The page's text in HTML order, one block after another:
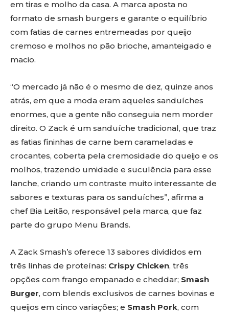
em tiras e molho da casa. A marca aposta no
formato de smash burgers e garante o equilíbrio
com fatias de carnes entremeadas por queijo
cremoso e molhos no pão brioche, amanteigado e
macio.
“O mercado já não é o mesmo de dez, quinze anos
atrás, em que a moda eram aqueles sanduíches
enormes, que a gente não conseguia nem morder
direito. O Zack é um sanduíche tradicional, que traz
as fatias fininhas de carne bem carameladas e
crocantes, coberta pela cremosidade do queijo e os
molhos, trazendo umidade e suculência para esse
lanche, criando um contraste muito interessante de
sabores e texturas para os sanduíches”, afirma a
chef Bia Leitão, responsável pela marca, que faz
parte do grupo Menu Brands.
A Zack Smash’s oferece 13 sabores divididos em
três linhas de proteínas: Crispy Chicken, três
opções com frango empanado e cheddar; Smash
Burger, com blends exclusivos de carnes bovinas e
queijos em cinco variações; e Smash Pork, com